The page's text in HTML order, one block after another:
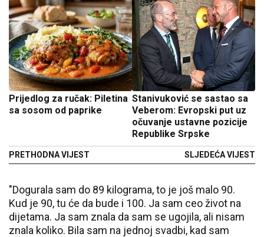
Prijedlog za ručak: Piletina
sa sosom od paprike
PRETHODNA VIJEST
Stanivuković se sastao sa
Veberom: Evropski put uz
očuvanje ustavne pozicije
Republike Srpske
SLJEDEĆA VIJEST
"Dogurala sam do 89 kilograma, to je još malo 90.
Kud je 90, tu će da bude i 100. Ja sam ceo život na
dijetama. Ja sam znala da sam se ugojila, ali nisam
znala koliko. Bila sam na jednoj svadbi, kad sam